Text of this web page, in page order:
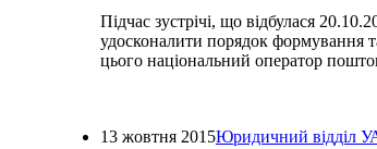
Підчас зустрічі, що відбулася
удосконалити порядок формування
цього національний оператор
13 жовтня 2015Юридичний відділ